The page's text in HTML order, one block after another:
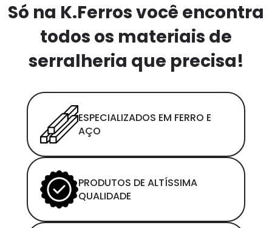
Só na K.Ferros você encontra
todos os materiais de
serralheria que precisa!
ESPECIALIZADOS EM FERRO E
AÇO
PRODUTOS DE ALTÍSSIMA
QUALIDADE